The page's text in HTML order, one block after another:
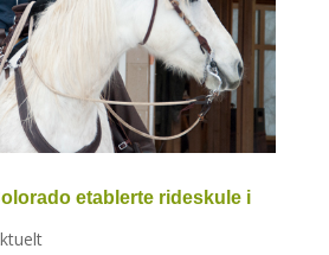
etablerte rideskule i